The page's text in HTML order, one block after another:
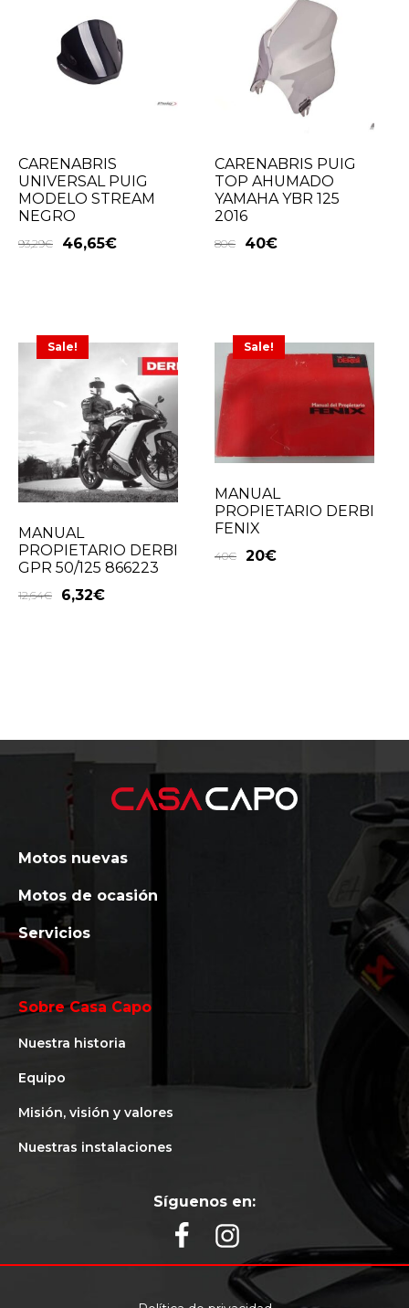
CARENABRIS
UNIVERSAL PUIG
MODELO STREAM
NEGRO
93,29€ 46,65€
CARENABRIS PUIG
TOP AHUMADO
YAMAHA YBR 125
2016
80€ 40€
Sale!
MANUAL
PROPIETARIO DERBI
GPR 50/125 866223
12,64€ 6,32€
Sale!
MANUAL
PROPIETARIO DERBI
FENIX
40€ 20€
Motos nuevas
Motos de ocasión
Servicios
Sobre Casa Capo
Nuestra historia
Equipo
Misión, visión y valores
Nuestras instalaciones
Síguenos en: